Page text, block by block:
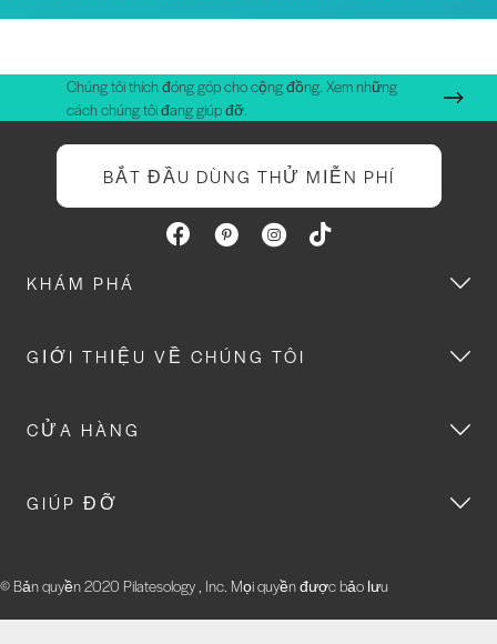
Chúng tôi thích đóng góp cho cộng đồng. Xem những
cách chúng tôi đang giúp đỡ.
BẮT ĐẦU DÙNG THỬ MIỄN PHÍ
KHÁM PHÁ
GIỚI THIỆU VỀ CHÚNG TÔI
CỬA HÀNG
GIÚP ĐỠ
© Bản quyền 2020 Pilatesology , Inc. Mọi quyền được bảo lưu